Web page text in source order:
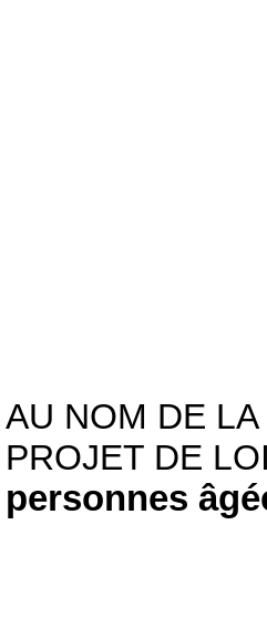
AU NOM DE
PROJET DE
personnes